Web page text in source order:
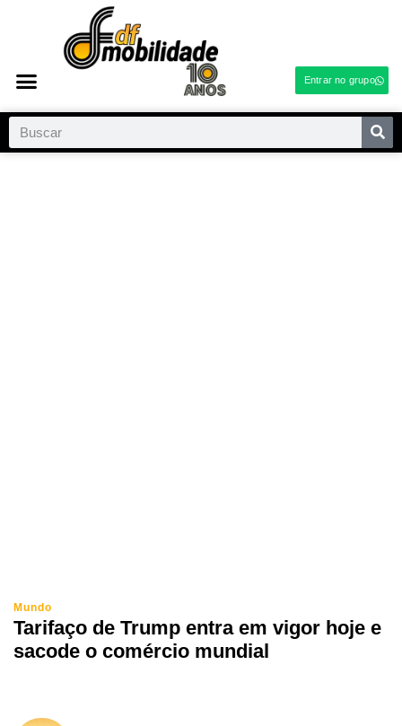
Entrar no grupo
Mundo
Tarifaço de Trump entra em vigor hoje e
sacode o comércio mundial